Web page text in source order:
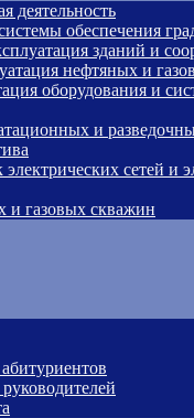
деятельность
обеспечения
зданий и
нефтяных и
оборудования и
и
сетей и
и газовых скважин